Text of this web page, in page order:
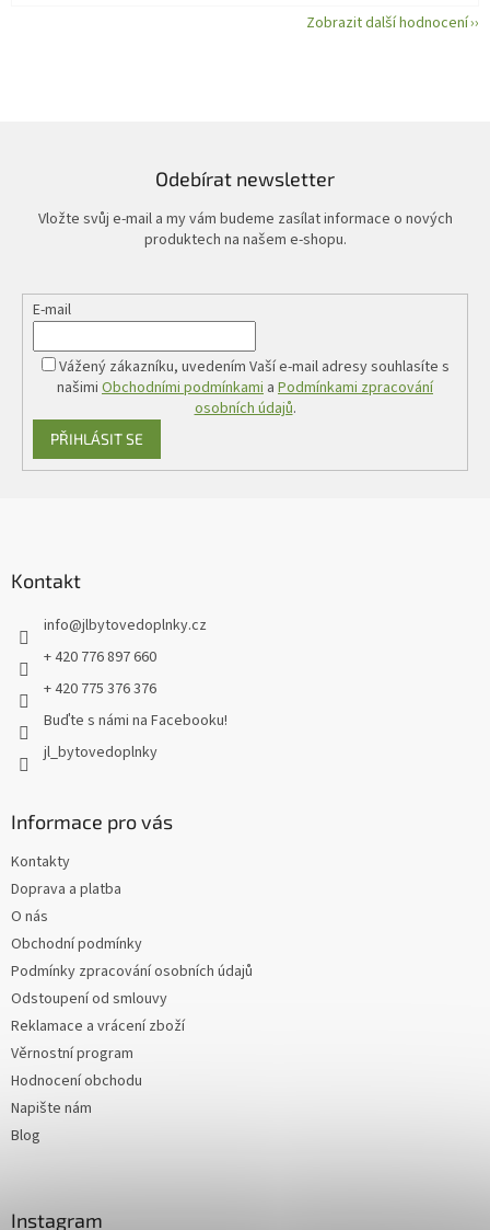
Zobrazit další hodnocení
Odebírat newsletter
Vložte svůj e-mail a my vám budeme zasílat informace o nových
produktech na našem e-shopu.
E-mail
Vážený zákazníku, uvedením Vaší e-mail adresy souhlasíte s
našimi Obchodními podmínkami a Podmínkami zpracování
osobních údajů.
PŘIHLÁSIT SE
Kontakt
info@jlbytovedoplnky.cz
+ 420 776 897 660
+ 420 775 376 376
Buďte s námi na Facebooku!
jl_bytovedoplnky
Informace pro vás
Kontakty
Doprava a platba
O nás
Obchodní podmínky
Podmínky zpracování osobních údajů
Odstoupení od smlouvy
Reklamace a vrácení zboží
Věrnostní program
Hodnocení obchodu
Napište nám
Blog
Instagram